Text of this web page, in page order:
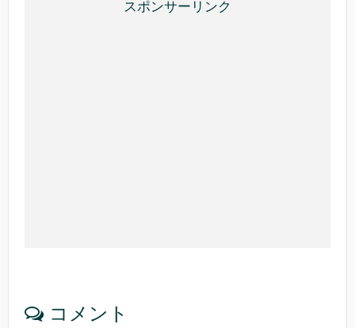
スポンサーリンク
コメント